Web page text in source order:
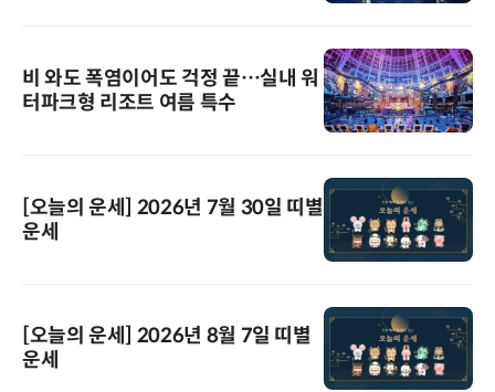
비 와도 폭염이어도 걱정 끝…실내 워
터파크형 리조트 여름 특수
[오늘의 운세] 2026년 7월 30일 띠별
운세
[오늘의 운세] 2026년 8월 7일 띠별
운세